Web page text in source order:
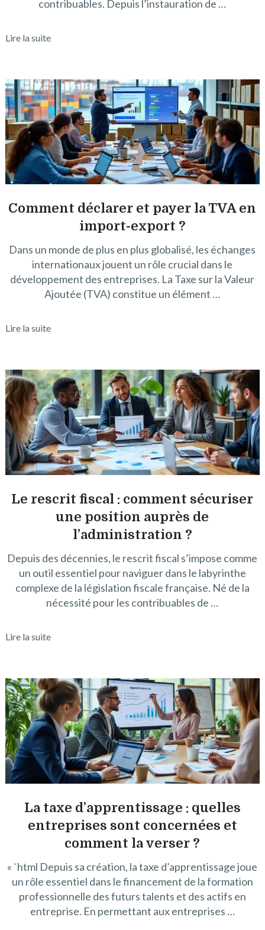
contribuables. Depuis l’instauration de …
Lire la suite
Comment déclarer et payer la TVA en
import-export ?
Dans un monde de plus en plus globalisé, les échanges
internationaux jouent un rôle crucial dans le
développement des entreprises. La Taxe sur la Valeur
Ajoutée (TVA) constitue un élément …
Lire la suite
Le rescrit fiscal : comment sécuriser
une position auprès de
l’administration ?
Depuis des décennies, le rescrit fiscal s’impose comme
un outil essentiel pour naviguer dans le labyrinthe
complexe de la législation fiscale française. Né de la
nécessité pour les contribuables de …
Lire la suite
La taxe d’apprentissage : quelles
entreprises sont concernées et
comment la verser ?
« `html Depuis sa création, la taxe d’apprentissage joue
un rôle essentiel dans le financement de la formation
professionnelle des futurs talents et des actifs en
entreprise. En permettant aux entreprises …